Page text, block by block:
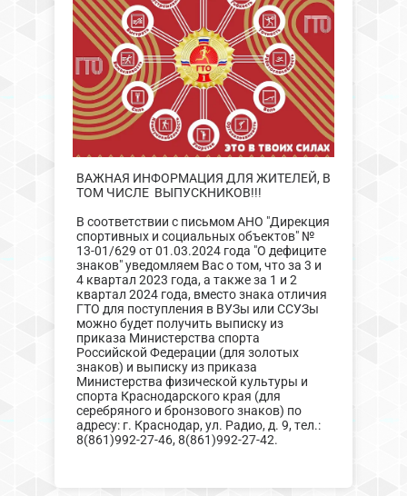
ВАЖНАЯ ИНФОРМАЦИЯ ДЛЯ ЖИТЕЛЕЙ, В
ТОМ ЧИСЛЕ ВЫПУСКНИКОВ!!!
В соответствии с письмом АНО "Дирекция
спортивных и социальных объектов" №
13-01/629 от 01.03.2024 года "О дефиците
знаков" уведомляем Вас о том, что за 3 и
4 квартал 2023 года, а также за 1 и 2
квартал 2024 года, вместо знака отличия
ГТО для поступления в ВУЗы или ССУЗы
можно будет получить выписку из
приказа Министерства спорта
Российской Федерации (для золотых
знаков) и выписку из приказа
Министерства физической культуры и
спорта Краснодарского края (для
серебряного и бронзового знаков) по
адресу: г. Краснодар, ул. Радио, д. 9, тел.:
8(861)992-27-46, 8(861)992-27-42.